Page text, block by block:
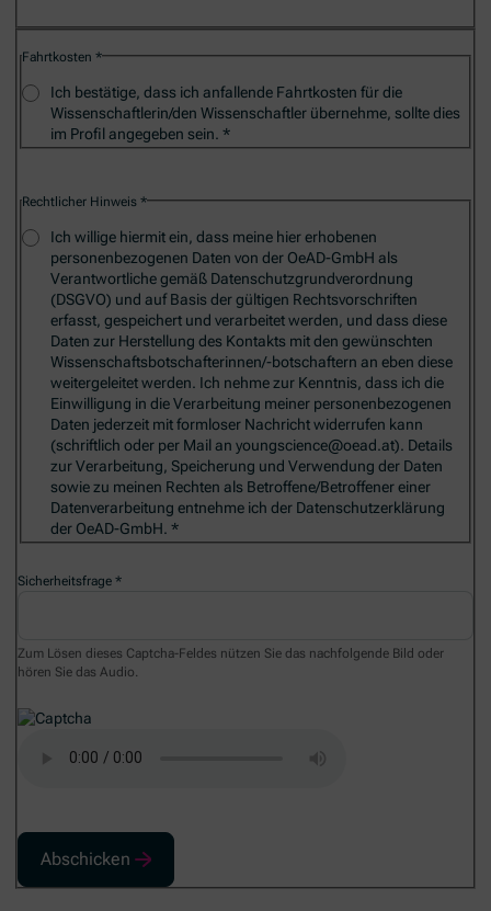
Fahrtkosten
Ich bestätige, dass ich anfallende Fahrtkosten für die
Wissenschaftlerin/den Wissenschaftler übernehme, sollte dies
im Profil angegeben sein.
Rechtlicher Hinweis
Ich willige hiermit ein, dass meine hier erhobenen
personenbezogenen Daten von der OeAD-GmbH als
Verantwortliche gemäß Datenschutzgrundverordnung
(DSGVO) und auf Basis der gültigen Rechtsvorschriften
erfasst, gespeichert und verarbeitet werden, und dass diese
Daten zur Herstellung des Kontakts mit den gewünschten
Wissenschaftsbotschafterinnen/-botschaftern an eben diese
weitergeleitet werden. Ich nehme zur Kenntnis, dass ich die
Einwilligung in die Verarbeitung meiner personenbezogenen
Daten jederzeit mit formloser Nachricht widerrufen kann
(schriftlich oder per Mail an youngscience@oead.at). Details
zur Verarbeitung, Speicherung und Verwendung der Daten
sowie zu meinen Rechten als Betroffene/Betroffener einer
Datenverarbeitung entnehme ich der Datenschutzerklärung
der OeAD-GmbH.
Sicherheitsfrage
Zum Lösen dieses Captcha-Feldes nützen Sie das nachfolgende Bild oder
hören Sie das Audio.
Abschicken